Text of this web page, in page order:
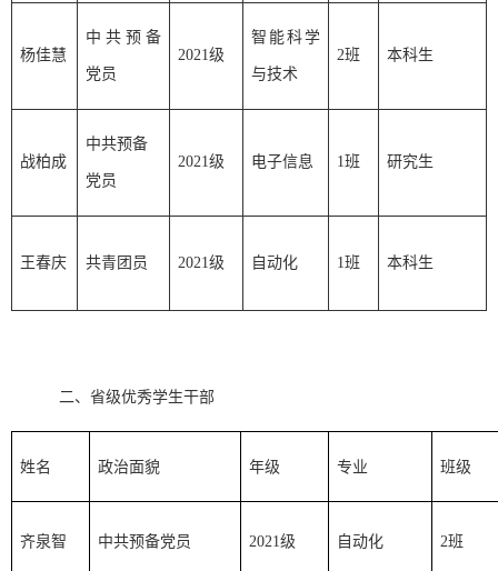
杨佳慧
中共预备
党员
2021级
智能科学
与技术
2班 本科生
战柏成
中共预备
党员
2021级 电子信息 1班 研究生
王春庆 共青团员 2021级 自动化 1班 本科生
二、省级优秀学生干部
姓名 政治面貌 年级 专业 班级
齐泉智 中共预备党员 2021级 自动化 2班